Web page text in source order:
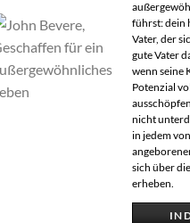
führst: dein
Vater, der
gute Vater
wenn seine
Potenzial
nicht
in jedem von
sich über
erheben.
IN